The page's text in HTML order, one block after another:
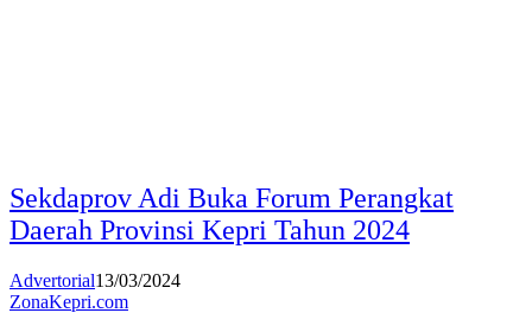
Sekdaprov Adi Buka Forum Perangkat
Daerah Provinsi Kepri Tahun 2024
Advertorial13/03/2024
ZonaKepri.com